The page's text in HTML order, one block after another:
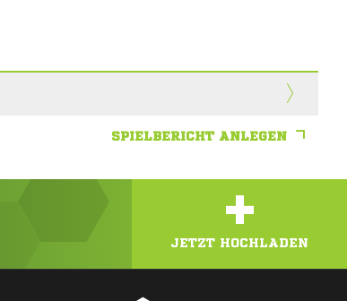
SPIELBERICHT ANLEGEN
+
JETZT HOCHLADEN